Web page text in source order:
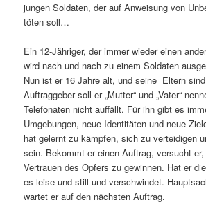
jungen Soldaten, der auf Anweisung von
töten soll…
Ein 12-Jähriger, der immer wieder einen
wird nach und nach zu einem Soldaten
Nun ist er 16 Jahre alt, und seine Eltern
Auftraggeber soll er „Mutter“ und „Vater“
Telefonaten nicht auffällt. Für ihn gibt es
Umgebungen, neue Identitäten und neue
hat gelernt zu kämpfen, sich zu verteidigen
sein. Bekommt er einen Auftrag, versucht
Vertrauen des Opfers zu gewinnen. Hat er
es leise und still und verschwindet.
wartet er auf den nächsten Auftrag.